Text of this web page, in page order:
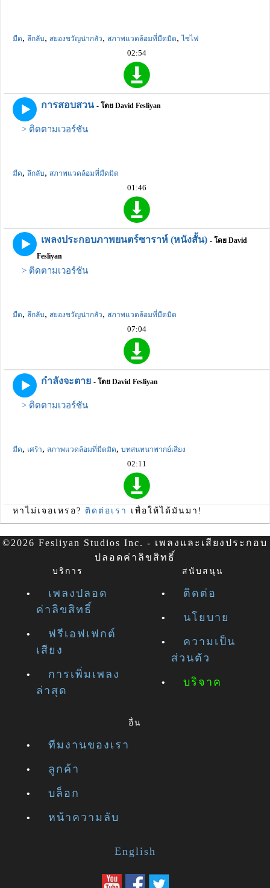
มืด, ลึกลับ, สยองขวัญน่ากลัว, สภาพแวดล้อมที่มืดมิด,ไซไฟ
02:54
การสอบสวน - โดย David Fesliyan
> ติดตามเวอร์ชัน
มืด, ลึกลับ, สภาพแวดล้อมที่มืดมิด
01:46
เพลงประกอบภาพยนตร์ซาราห์ (หนังสั้น) - โดย David
Fesliyan
> ติดตามเวอร์ชัน
มืด, ลึกลับ, สยองขวัญน่ากลัว, สภาพแวดล้อมที่มืดมิด
07:04
กำลังจะตาย - โดย David Fesliyan
> ติดตามเวอร์ชัน
มืด, เศร้า, สภาพแวดล้อมที่มืดมิด, บทสนทนาพากย์เสียง
02:11
หาไม่เจอเหรอ? ติดต่อเรา เพื่อให้ได้มันมา!
©2026 Fesliyan Studios Inc. - เพลงและเสียงประกอบ
ปลอดค่าลิขสิทธิ์
บริการ
เพลงปลอด
ค่าลิขสิทธิ์
ฟรีเอฟเฟกต์
เสียง
การเพิ่มเพลง
ล่าสุด
สนับสนุน
ติดต่อ
นโยบาย
ความเป็น
ส่วนตัว
บริจาค
อื่น
ทีมงานของเรา
ลูกค้า
บล็อก
หน้าความลับ
English